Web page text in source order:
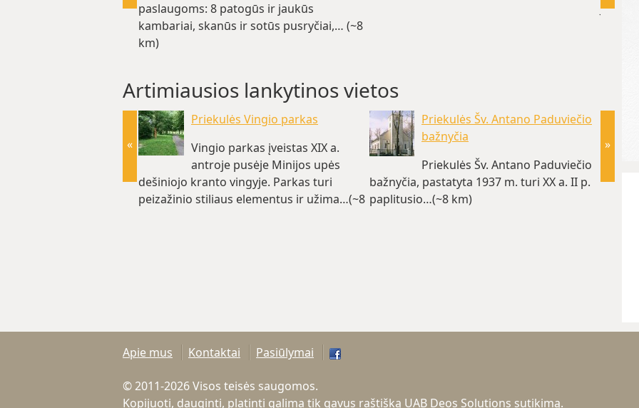
paslaugoms: 8 patogūs ir jaukūs
kambariai, skanūs ir sotūs pusryčiai,… (~8
km)
Artimiausios lankytinos vietos
Priekulės Vingio parkas
Vingio parkas įveistas XIX a.
antroje pusėje Minijos upės
dešiniojo kranto vingyje. Parkas turi
peizažinio stiliaus elementus ir užima…(~8
Priekulės Šv. Antano Paduviečio
bažnyčia
Priekulės Šv. Antano Paduviečio
bažnyčia, pastatyta 1937 m. turi XX a. II p.
paplitusio…(~8 km)
»
«
Apie mus Kontaktai Pasiūlymai
© 2011-2026 Visos teisės saugomos.
Kopijuoti, dauginti, platinti galima tik gavus raštišką UAB Deos Solutions sutikimą.